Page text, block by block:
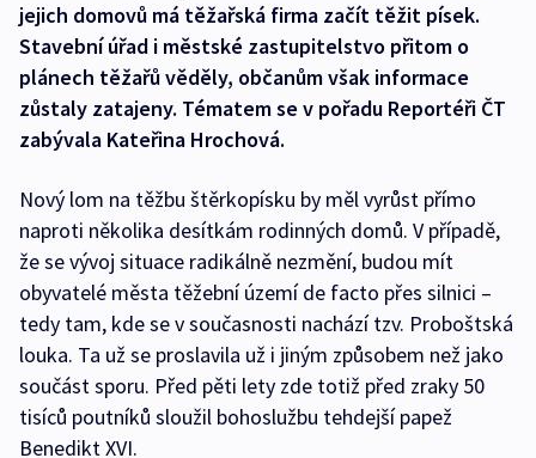
jejich domovů má těžařská firma začít těžit písek.
Stavební úřad i městské zastupitelstvo přitom o
plánech těžařů věděly, občanům však informace
zůstaly zatajeny. Tématem se v pořadu Reportéři ČT
zabývala Kateřina Hrochová.
Nový lom na těžbu štěrkopísku by měl vyrůst přímo
naproti několika desítkám rodinných domů. V případě,
že se vývoj situace radikálně nezmění, budou mít
obyvatelé města těžební území de facto přes silnici –
tedy tam, kde se v současnosti nachází tzv. Proboštská
louka. Ta už se proslavila už i jiným způsobem než jako
součást sporu. Před pěti lety zde totiž před zraky 50
tisíců poutníků sloužil bohoslužbu tehdejší papež
Benedikt XVI.